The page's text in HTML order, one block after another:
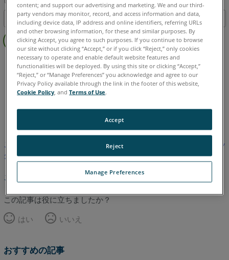
PDF
と
し
て
目次
ヘ
ッ
ー
し
CAM2 2026 2025 2024 2023 2021 2020 2019
英語
この記事は翻訳されていません。英語版を見るにはここをクリッ
クしてください。
このページのトップへ
この記事は役に立ちましたか？
はい
いいえ
おすすめの記事
content; and support our advertising and marketing. We and our third-
party vendors may monitor, record, and access information and data,
including device data, IP address and online identifiers, referring URLs
and other browsing information, for these and similar purposes. By
clicking Accept, you agree to such purposes. If you continue to browse
our site without clicking “Accept,” or if you click “Reject,” only cookies
necessary to operate and enable default website features and
functionalities will be deployed. By using this site or clicking “Accept,”
“Reject,” or “Manage Preferences” you acknowledge and agree to our
Privacy Policy available through the link in the footer of this website,
Cookie Policy , andTerms of Use.
Manage Preferences
Reject
Accept